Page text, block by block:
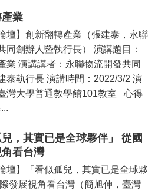
業
壇】創新翻轉產業（張建泰，永聯
同創辦人暨執行長） 演講題目：
業 演講講者：永聯物流開發共同
泰執行長 演講時間：2022/3/2 演
灣大學普通教學館101教室 心得
兒，其實已是全球夥伴」 從國
看台灣
壇】「看似孤兒，其實已是全球夥
發展視角看台灣（簡旭伸，臺灣